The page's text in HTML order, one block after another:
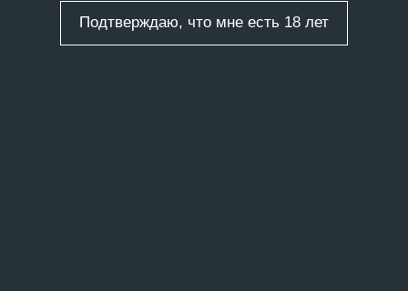
Подтверждаю, что мне есть 18 лет